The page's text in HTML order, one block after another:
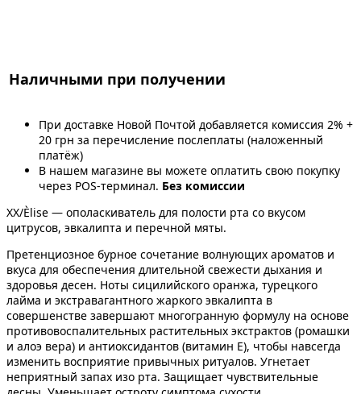
Наличными при получении
При доставке Новой Почтой добавляется комиссия 2% +
20 грн за перечисление послеплаты (наложенный
платёж)
В нашем магазине вы можете оплатить свою покупку
через POS-терминал. Без комиссии
XX/Èlise — ополаскиватель для полости рта со вкусом
цитрусов, эвкалипта и перечной мяты.
Претенциозное бурное сочетание волнующих ароматов и
вкуса для обеспечения длительной свежести дыхания и
здоровья десен. Ноты сицилийского оранжа, турецкого
лайма и экстравагантного жаркого эвкалипта в
совершенстве завершают многогранную формулу на основе
противовоспалительных растительных экстрактов (ромашки
и алоэ вера) и антиоксидантов (витамин Е), чтобы навсегда
изменить восприятие привычных ритуалов. Угнетает
неприятный запах изо рта. Защищает чувствительные